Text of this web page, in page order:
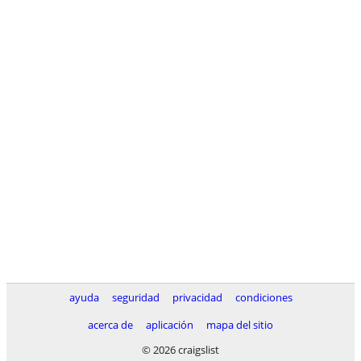
ayuda seguridad privacidad
condiciones
acerca de
aplicación
mapa del sitio
© 2026 craigslist